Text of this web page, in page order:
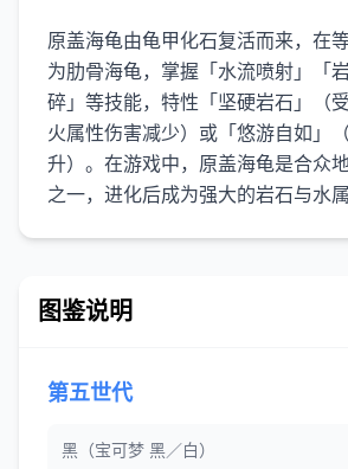
原盖海龟由龟甲化石复活而来，在
为肋骨海龟，掌握「水流喷射」「
碎」等技能，特性「坚硬岩石」（
火属性伤害减少）或「悠游自如」
升）。在游戏中，原盖海龟是合众
之一，进化后成为强大的岩石与水属
图鉴说明
第五世代
黑（宝可梦 黑／白）